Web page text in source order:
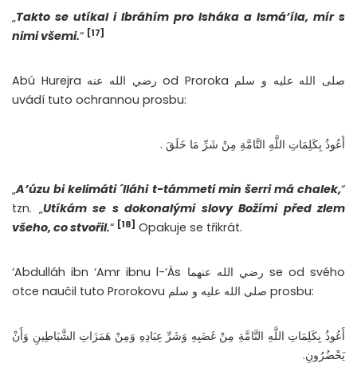
„Takto se utíkal i Ibráhím pro Isháka a Ismá’íla, mír s
nimi všemi.“ [17]
Abú Hurejra رضي الله عنه od Proroka صلى الله عليه و سلم
uvádí tuto ochrannou prosbu:
أَعُوذُ بِكَلِمَاتِ اللَّهِ التَّامَّةِ مِنْ شَرِّ مَا خَلَقَ .
„A’úzu bi kelimáti ´lláhi t-támmeti min šerri má chalek,“
tzn. „Utíkám se s dokonalými slovy Božími před zlem
všeho, co stvořil.“ [18] Opakuje se třikrát.
‘Abdulláh ibn ‘Amr ibnu l-‘Ás رضي الله عنهما se od svého
otce naučil tuto Prorokovu صلى الله عليه و سلم prosbu:
أَعُوذُ بِكَلِمَاتِ اللَّهِ التَّامَّةِ مِنْ غَضَبِهِ وَشَرِّ عِبَادِهِ وَمِنْ هَمَزَاتِ الشَّيَاطِينِ وَأَنْ
يَحْضُرُونِ.